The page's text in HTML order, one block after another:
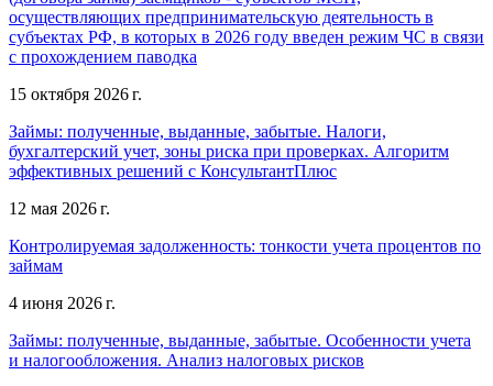
осуществляющих предпринимательскую деятельность в
субъектах РФ, в которых в 2026 году введен режим ЧС в связи
с прохождением паводка
15 октября 2026 г.
Займы: полученные, выданные, забытые. Налоги,
бухгалтерский учет, зоны риска при проверках. Алгоритм
эффективных решений с КонсультантПлюс
12 мая 2026 г.
Контролируемая задолженность: тонкости учета процентов по
займам
4 июня 2026 г.
Займы: полученные, выданные, забытые. Особенности учета
и налогообложения. Анализ налоговых рисков